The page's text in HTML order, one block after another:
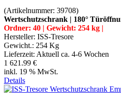
(Artikelnummer: 39708)
Wertschutzschrank | 180°
Ordner: 40 | Gewicht: 254 kg |
Hersteller: ISS-Tresore
Gewicht.: 254 Kg
Lieferzeit: Aktuell ca. 4-6 Wochen
1 621.99 €
inkl. 19 % MwSt.
Details